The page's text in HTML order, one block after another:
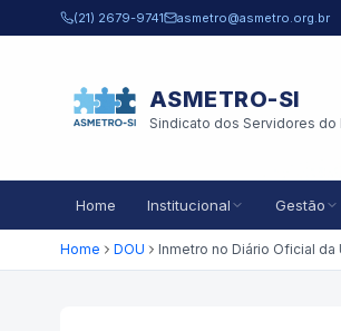
Pular para o conteúdo principal
(21) 2679-9741 asmetro@asmetro.org.br
ASMETRO-SI
Sindicato dos Servidores do
Home Institucional Gestão
Home DOU Inmetro no Diário Oficial